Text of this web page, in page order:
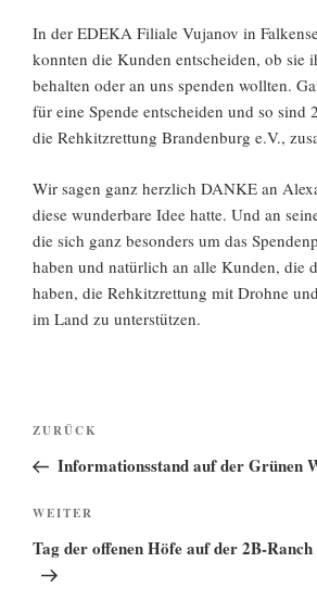
In der EDEKA Filiale Vujanov in
konnten die Kunden entscheiden, ob sie
behalten oder an uns spenden wollten.
für eine Spende entscheiden und so sind
die Rehkitzrettung Brandenburg e.V.,
Wir sagen ganz herzlich DANKE an
diese wunderbare Idee hatte. Und an
die sich ganz besonders um das
haben und natürlich an alle Kunden, die
haben, die Rehkitzrettung mit Drohne
im Land zu unterstützen.
Beitragsnavigation
Vorheriger
Beitrag
ZURÜCK
Informationsstand auf der Grünen
Nächster
Beitrag
WEITER
Tag der offenen Höfe auf der 2B-